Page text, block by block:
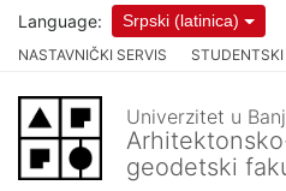
NASTAVNIČKI SERVIS STUDENTSKI
Language: Srpski (latinica)
Univerzitet u
geodetski